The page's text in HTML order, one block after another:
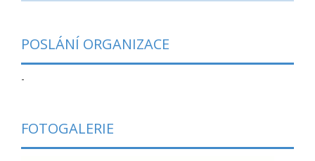
POSLÁNÍ ORGANIZACE
-
FOTOGALERIE